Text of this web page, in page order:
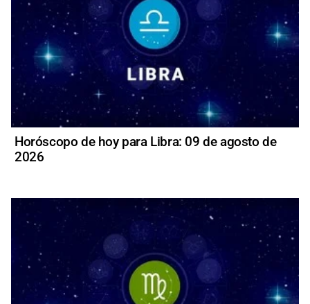
Horóscopo de hoy para Libra: 09 de agosto de
2026